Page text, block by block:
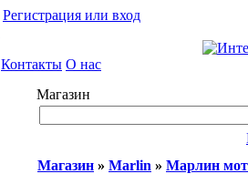
Регистрация или вход
Контакты О нас
Магазин
Магазин » Marlin » Марлин